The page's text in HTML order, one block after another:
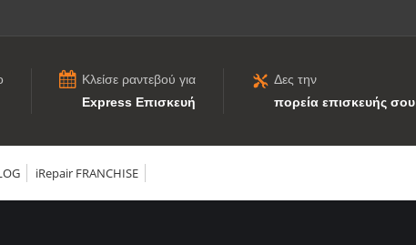
Κλείσε ραντεβού για
Express Επισκευή
Δες την
πορεία επισκευής σου
iRepair FRANCHISE